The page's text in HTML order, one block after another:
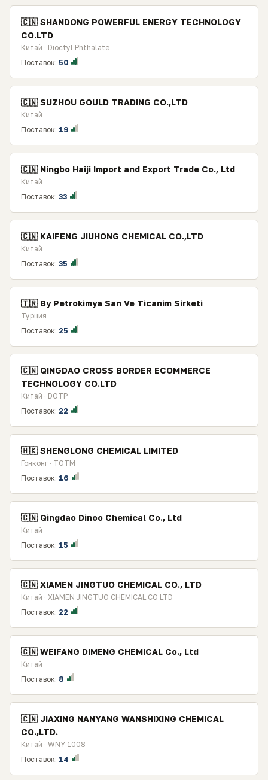
🇨🇳 SHANDONG POWERFUL ENERGY TECHNOLOGY
CO.LTD
Китай · Dioctyl Phthalate
Поставок: 50
🇨🇳 SUZHOU GOULD TRADING CO.,LTD
Китай
Поставок: 19
🇨🇳 Ningbo Haiji Import and Export Trade Co., Ltd
Китай
Поставок: 33
🇨🇳 KAIFENG JIUHONG CHEMICAL CO.,LTD
Китай
Поставок: 35
🇹🇷 By Petrokimya San Ve Ticanim Sirketi
Турция
Поставок: 25
🇨🇳 QINGDAO CROSS BORDER ECOMMERCE
TECHNOLOGY CO.LTD
Китай · DOTP
Поставок: 22
🇭🇰 SHENGLONG CHEMICAL LIMITED
Гонконг · TOTM
Поставок: 16
🇨🇳 Qingdao Dinoo Chemical Co., Ltd
Китай
Поставок: 15
🇨🇳 XIAMEN JINGTUO CHEMICAL CO., LTD
Китай · XIAMEN JINGTUO CHEMICAL CO LTD
Поставок: 22
🇨🇳 WEIFANG DIMENG CHEMICAL Co., Ltd
Китай
Поставок: 8
🇨🇳 JIAXING NANYANG WANSHIXING CHEMICAL
CO.,LTD.
Китай · WNY 1008
Поставок: 14